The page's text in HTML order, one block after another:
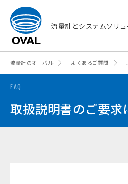
流量計とシステムソリ
流量計のオーバル よくあるご質問
FAQ
取扱説明書のご要求